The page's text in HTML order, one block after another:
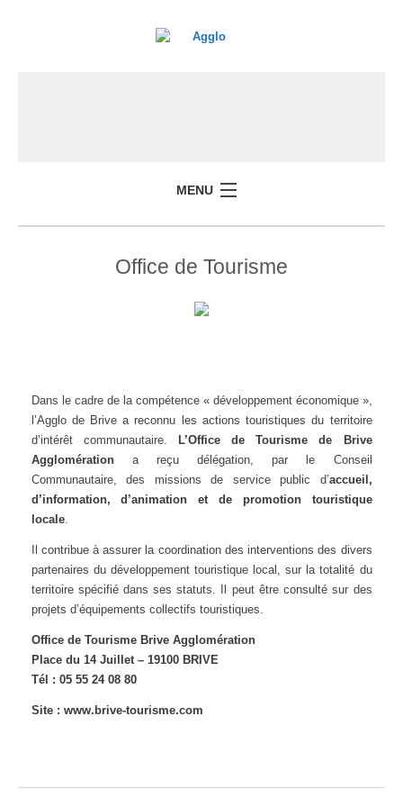
MENU
Office de Tourisme
Dans le cadre de la compétence « développement économique »,
l’Agglo de Brive a reconnu les actions touristiques du territoire
d’intérêt communautaire.
L’Office de Tourisme de Brive
Agglomérationa reçu délégation, par le Conseil
Communautaire, des missions de service public d’accueil,
d’information, d’animation et de promotion touristique
locale.
Il contribue à assurer la coordination des interventions des divers
partenaires du développement touristique local, sur la totalité du
territoire spécifié dans ses statuts. Il peut être consulté sur des
projets d’équipements collectifs touristiques.
Office de Tourisme Brive Agglomération
Place du 14 Juillet – 19100 BRIVE
Tél : 05 55 24 08 80
Site : www.brive-tourisme.com